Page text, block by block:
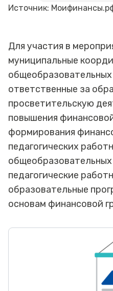
Источник:
Для участия в
муниципальные
ответственные за
просветительскую
повышения
формирования
педагогических
общеобразовательных
педагогические
образовательные
основам финансовой